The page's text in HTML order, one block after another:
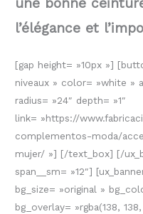
une bonne
l’élégance et
[gap height= »10px »]
niveaux » color= »white »
radius= »24″ depth= »1″
link= »https://
complementos-moda/
mujer/ »] [/text_box] [/
span__sm= »12″]
bg_size= »original »
bg_overlay= »rgba(138,